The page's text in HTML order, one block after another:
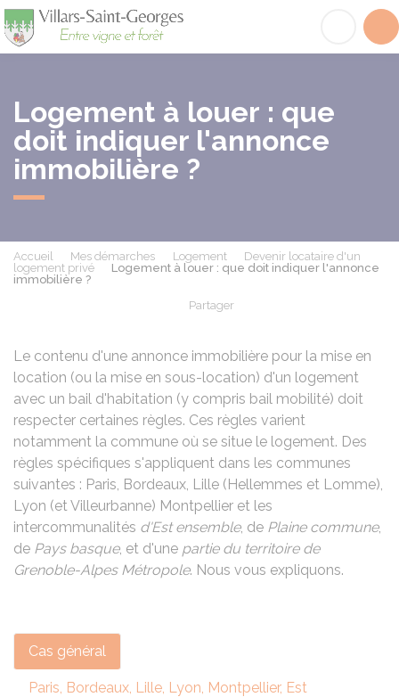
Logement à louer : que
doit indiquer l'annonce
immobilière ?
Accueil Mes démarches Logement
Devenir locataire d'un
logement privé
Logement à louer : que doit indiquer l'annonce
immobilière ?
Partager
Le contenu d'une annonce immobilière pour la mise en
location (ou la mise en sous-location) d'un logement
avec un bail d'habitation (y compris bail mobilité) doit
respecter certaines règles. Ces règles varient
notamment la commune où se situe le logement. Des
règles spécifiques s'appliquent dans les communes
suivantes : Paris, Bordeaux, Lille (Hellemmes et Lomme),
Lyon (et Villeurbanne) Montpellier et les
intercommunalités d'Est ensemble, de Plaine commune,
de Pays basque, et d'une partie du territoire de
Grenoble-Alpes Métropole. Nous vous expliquons.
Cas général
Paris, Bordeaux, Lille, Lyon, Montpellier, Est